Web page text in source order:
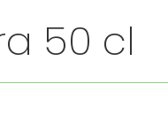
50 cl